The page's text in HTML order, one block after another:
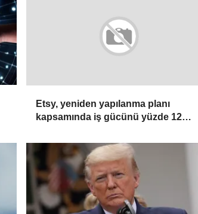
Etsy, yeniden yapılanma planı
kapsamında iş gücünü yüzde 12